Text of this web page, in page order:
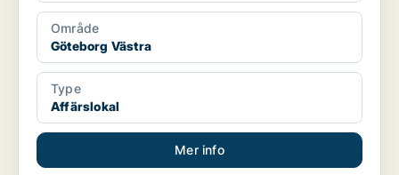
Område
Göteborg Västra
Type
Affärslokal
Mer info